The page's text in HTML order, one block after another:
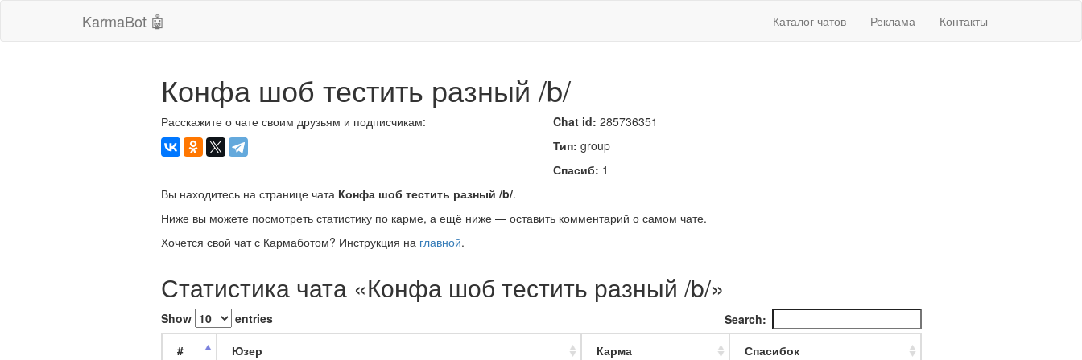
KarmaBot 🤖 Каталог чатов Реклама Контакты
Конфа шоб тестить разный /b/
Расскажите о чате своим друзьям и подписчикам: Chat id: 285736351
Тип: group
Спасиб: 1
Вы находитесь на странице чата Конфа шоб тестить разный /b/.
Ниже вы можете посмотреть статистику по карме, а ещё ниже — оставить комментарий о самом чате.
Хочется свой чат с Кармаботом? Инструкция на главной.
Статистика чата «Конфа шоб тестить разный /b/»
Show entries
Search:
#
Юзер Карма
Спасибок